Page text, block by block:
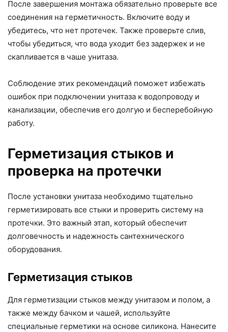
После завершения монтажа обязательно проверьте все
соединения на герметичность. Включите воду и
убедитесь, что нет протечек. Также проверьте слив,
чтобы убедиться, что вода уходит без задержек и не
скапливается в чаше унитаза.
Соблюдение этих рекомендаций поможет избежать
ошибок при подключении унитаза к водопроводу и
канализации, обеспечив его долгую и бесперебойную
работу.
Герметизация стыков и
проверка на протечки
После установки унитаза необходимо тщательно
герметизировать все стыки и проверить систему на
протечки. Это важный этап, который обеспечит
долговечность и надежность сантехнического
оборудования.
Герметизация стыков
Для герметизации стыков между унитазом и полом, а
также между бачком и чашей, используйте
специальные герметики на основе силикона. Нанесите